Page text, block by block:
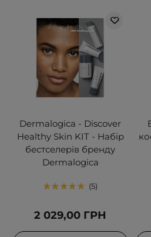
Dermalogica - Discover
Healthy Skin KIT - Набір
бестселерів бренду
Dermalogica
5
2 029,00 ГРН